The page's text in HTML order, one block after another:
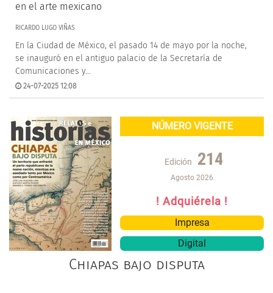
en el arte mexicano
RICARDO LUGO VIÑAS
En la Ciudad de México, el pasado 14 de mayo por la noche,
se inauguró en el antiguo palacio de la Secretaría de
Comunicaciones y...
24-07-2025 12:08
NÚMERO VIGENTE
Edición 214
Agosto 2026
! Adquiérela !
Impresa
Digital
Chiapas bajo disputa